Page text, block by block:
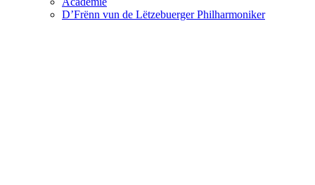
D’Frënn vun de Lëtzebuerger Philharmoniker